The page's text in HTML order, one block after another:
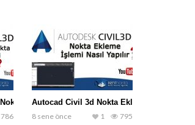
Aktarma
786
Autocad Civil 3d Nokta Ekleme İşlemi
8 sene önce
795
1